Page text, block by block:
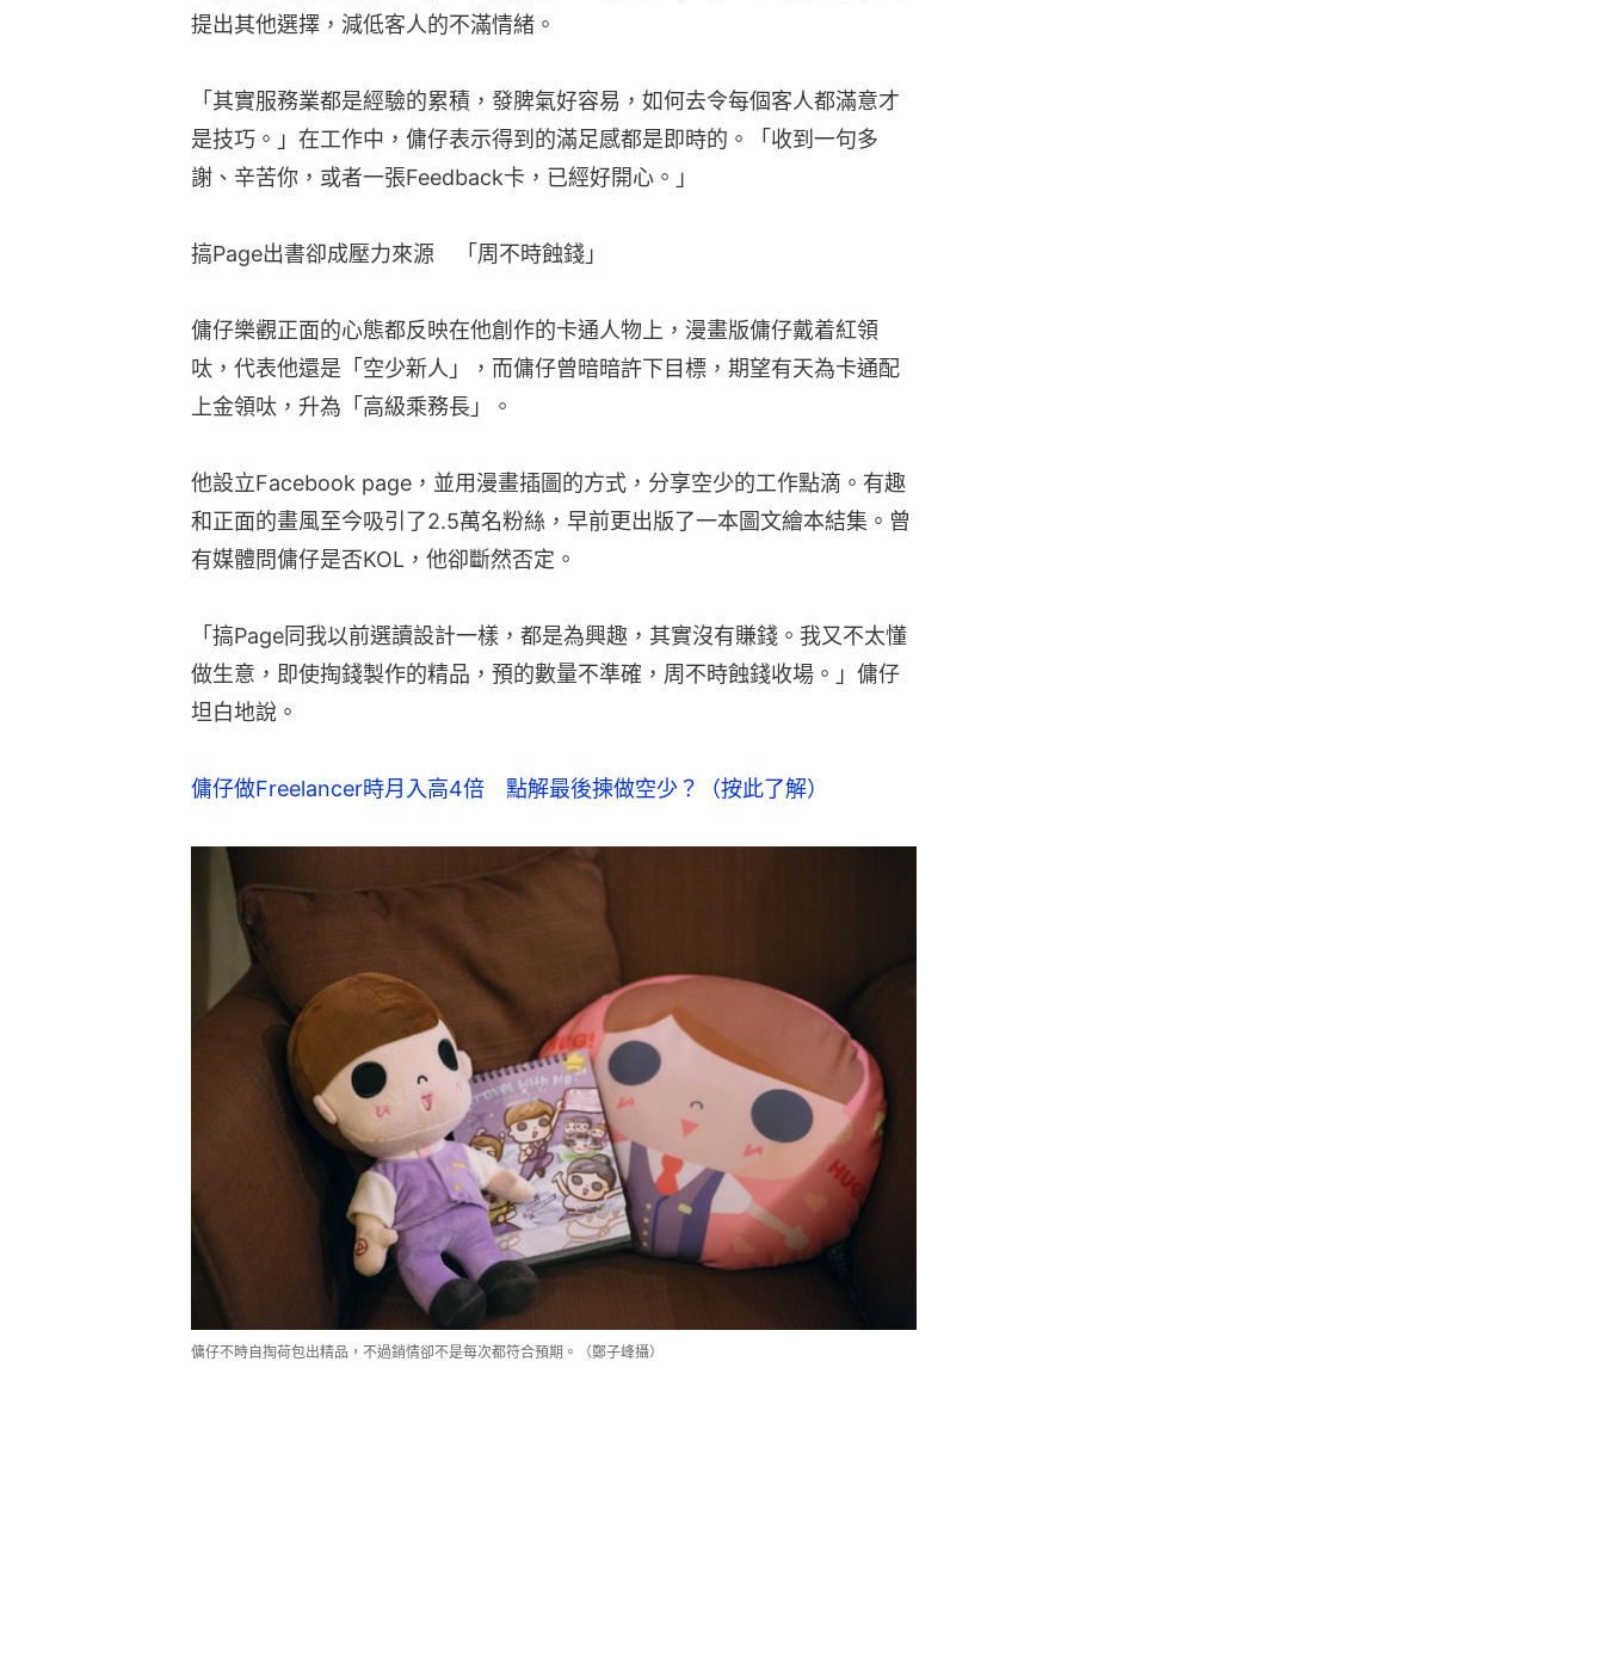
提出其他選擇，減低客人的不滿情緒。
「其實服務業都是經驗的累積，發脾氣好容易，如何去令每個客人都滿意才
是技巧。」在工作中，傭仔表示得到的滿足感都是即時的。「收到一句多
謝、辛苦你，或者一張Feedback卡，已經好開心。」
搞Page出書卻成壓力來源　「周不時蝕錢」
傭仔樂觀正面的心態都反映在他創作的卡通人物上，漫畫版傭仔戴着紅領
呔，代表他還是「空少新人」，而傭仔曾暗暗許下目標，期望有天為卡通配
上金領呔，升為「高級乘務長」。
他設立Facebook page，並用漫畫插圖的方式，分享空少的工作點滴。有趣
和正面的畫風至今吸引了2.5萬名粉絲，早前更出版了一本圖文繪本結集。曾
有媒體問傭仔是否KOL，他卻斷然否定。
「搞Page同我以前選讀設計一樣，都是為興趣，其實沒有賺錢。我又不太懂
做生意，即使掏錢製作的精品，預的數量不準確，周不時蝕錢收場。」傭仔
坦白地說。
傭仔做Freelancer時月入高4倍　點解最後揀做空少？（按此了解）
傭仔不時自掏荷包出精品，不過銷情卻不是每次都符合預期。（鄭子峰攝）